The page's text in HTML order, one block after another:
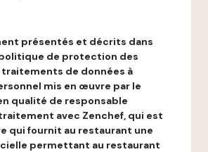
présentés et décrits dans
de protection des
traitements de données à
mis en œuvre par le
qualité de responsable
avec Zenchef, qui est
qui fournit au restaurant une
permettant au restaurant